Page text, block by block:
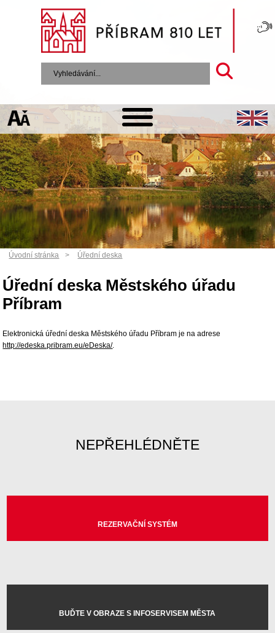
Úvodní stránka Úřední deska
Úřední deska Městského úřadu
Příbram
Elektronická úřední deska Městského úřadu Příbram je na adrese
http://edeska.pribram.eu/eDeska/.
NEPŘEHLÉDNĚTE
REZERVAČNÍ SYSTÉM
BUĎTE V OBRAZE S INFOSERVISEM MĚSTA